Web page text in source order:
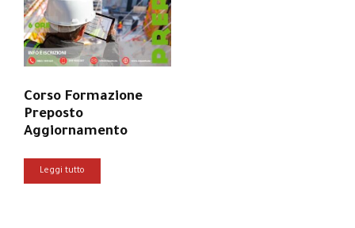
Corso Formazione
Preposto
Aggiornamento
Leggi tutto